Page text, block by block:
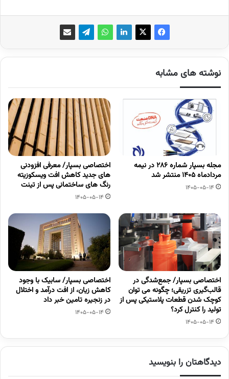
نوشته های مشابه
مجله بسپار شماره 286 در نیمه
مردادماه 1405 منتشر شد
1405-05-14
اختصاصی بسپار/ معرفی افزودنی
های جدید کاهش افت ویسکوزیته
رنگ های ساختمانی پس از تینت
1405-05-14
اختصاصی بسپار/ جمع‌شدگی در
قالب‌گیری تزریقی؛ چگونه می توان
کوچک شدن قطعات پلاستیکی پس از
تولید را کنترل کرد؟
1405-05-14
اختصاصی بسپار/ سابیک با وجود
کاهش زیان، از افت درآمد و اختلال
در زنجیره تامین خبر داد
1405-05-14
دیدگاهتان را بنویسید